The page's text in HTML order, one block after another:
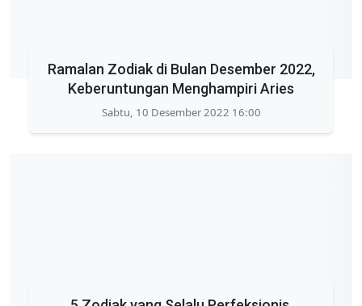
Ramalan Zodiak di Bulan Desember 2022,
Keberuntungan Menghampiri Aries
Sabtu, 10 Desember 2022 16:00